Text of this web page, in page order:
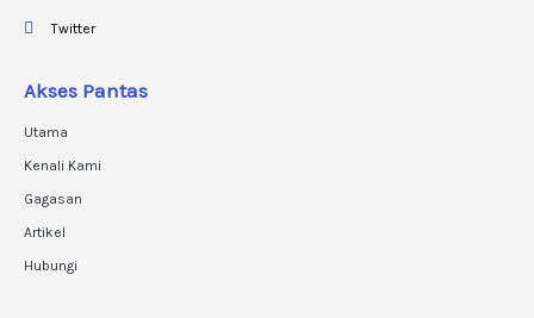
Twitter
Akses Pantas
Utama
Kenali Kami
Gagasan
Artikel
Hubungi